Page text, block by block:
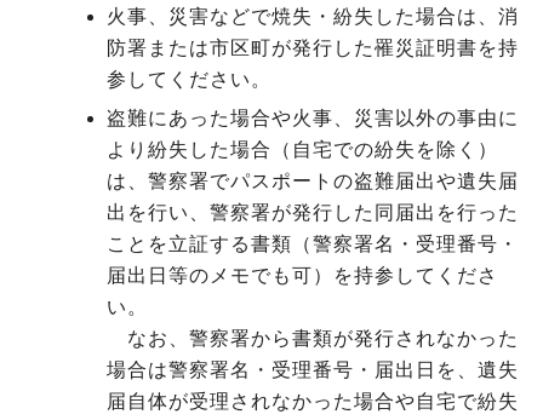
火事、災害などで焼失・紛失した場合は、消
防署または市区町が発行した罹災証明書を持
参してください。
盗難にあった場合や火事、災害以外の事由に
より紛失した場合（自宅での紛失を除く）
は、警察署でパスポートの盗難届出や遺失届
出を行い、警察署が発行した同届出を行った
ことを立証する書類（警察署名・受理番号・
届出日等のメモでも可）を持参してくださ
い。
なお、警察署から書類が発行されなかった
場合は警察署名・受理番号・届出日を、遺失
届自体が受理されなかった場合や自宅で紛失